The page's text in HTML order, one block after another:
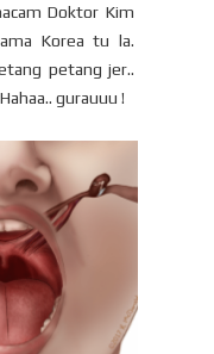
Doktor Kim
Korea tu la.
petang jer..
gurauuu !